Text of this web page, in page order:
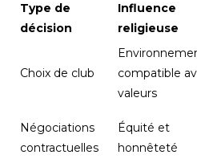
Type de
décision
Influence
religieuse
Choix de club
compatible
valeurs
Négociations
contractuelles
Équité et
honnêteté